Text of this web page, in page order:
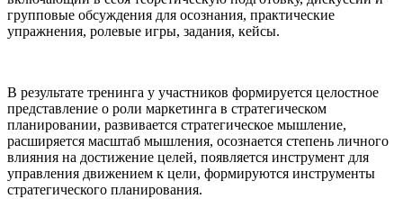
групповые обсуждения для осознания, практические
упражнения, ролевые игры, задания, кейсы.
В результате тренинга у участников формируется целостное
представление о роли маркетинга в стратегическом
планировании, развивается стратегическое мышление,
расширяется масштаб мышления, осознается степень личного
влияния на достижение целей, появляется инструмент для
управления движением к цели, формируются инструменты
стратегического планирования.